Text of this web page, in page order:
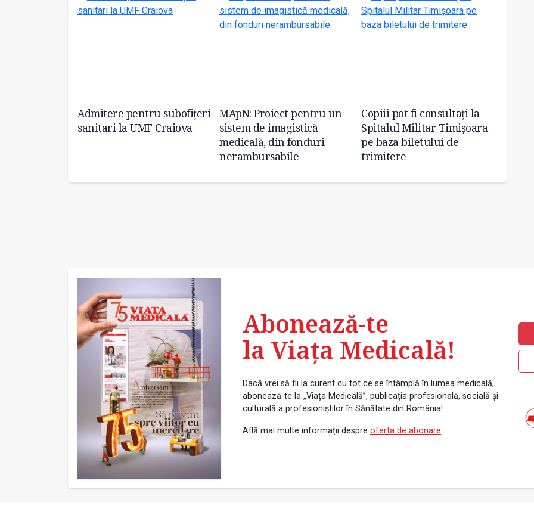
Admitere pentru subofițeri
sanitari la UMF Craiova
MApN: Proiect pentru un
sistem de imagistică
medicală, din fonduri
nerambursabile
Copiii pot fi consultați la
Spitalul Militar Timișoara
pe baza biletului de
trimitere
Abonează-te
la Viața Medicală!
Dacă vrei să fii la curent cu tot ce se întâmplă în lumea medicală,
abonează-te la „Viața Medicală”, publicația profesională, socială și
culturală a profesioniștilor în Sănătate din România!
Află mai multe informații despre oferta de abonare.